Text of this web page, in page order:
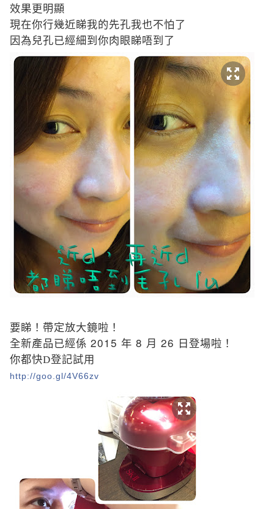
效果更明顯
現在你行幾近睇我的先孔我也不怕了
因為兒孔已經細到你肉眼睇唔到了
要睇！帶定放大鏡啦！
全新產品已經係 2015 年 8 月 26
日登場啦！
你都快D登記試用
http://goo.gl/4V66zv